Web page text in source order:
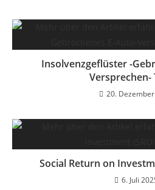
Insolvenzgeflüster -
Versprechen-
20.
Social Return on
6. Juli